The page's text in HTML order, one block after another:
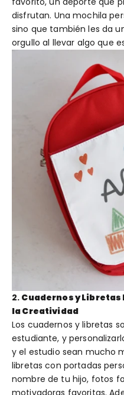
disfrutan. Una mochila
sino que también les da
orgullo al llevar algo que
2. Cuadernos y
la Creatividad
Los cuadernos y libretas
estudiante, y
y el estudio sean mucho
libretas con portadas
nombre de tu hijo, fotos
motivadoras favoritas.